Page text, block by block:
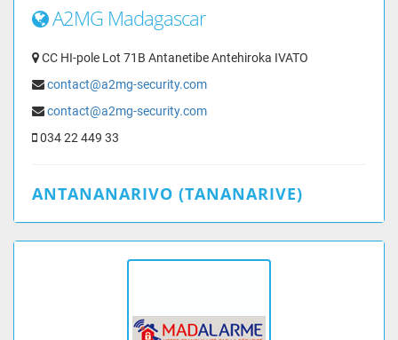
A2MG Madagascar
CC HI-pole Lot 71B Antanetibe Antehiroka IVATO
contact@a2mg-security.com
contact@a2mg-security.com
034 22 449 33
ANTANANARIVO (TANANARIVE)